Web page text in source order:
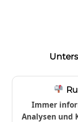
Immer
Analysen und